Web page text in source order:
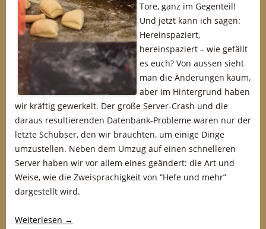
Tore, ganz im Gegenteil!
Und jetzt kann ich sagen:
Hereinspaziert,
hereinspaziert – wie gefällt
es euch? Von aussen sieht
man die Änderungen kaum,
aber im Hintergrund haben
wir kräftig gewerkelt. Der große Server-Crash und die
daraus resultierenden Datenbank-Probleme waren nur der
letzte Schubser, den wir brauchten, um einige Dinge
umzustellen. Neben dem Umzug auf einen schnelleren
Server haben wir vor allem eines geändert: die Art und
Weise, wie die Zweisprachigkeit von “Hefe und mehr”
dargestellt wird.
Weiterlesen →